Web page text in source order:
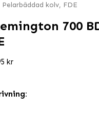
kolv, FDE
700
kr